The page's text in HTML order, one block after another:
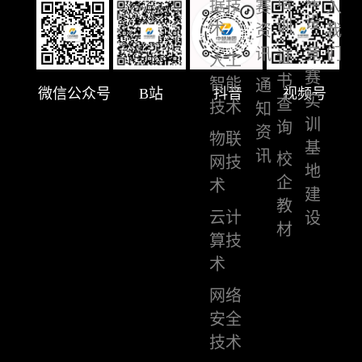
微信公众号 B站 抖音 视频号
据技
术
人工
智能
技术
物联
网技
术
云计
算技
术
网络
安全
技术
赛
资
讯
通
知
资
讯
训
证
书
查
询
校
企
教
材
设
竞
赛
实
训
基
地
建
设
入
我
们